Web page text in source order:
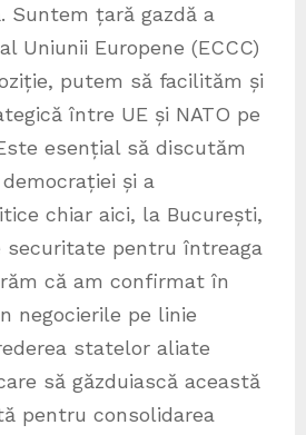
Suntem țară gazdă a
Uniunii Europene (ECCC)
putem să facilităm și
între UE și NATO pe
esențial să discutăm
și a
chiar aici, la București,
pentru întreaga
că am confirmat în
negocierile pe linie
statelor aliate
să găzduiască această
pentru consolidarea